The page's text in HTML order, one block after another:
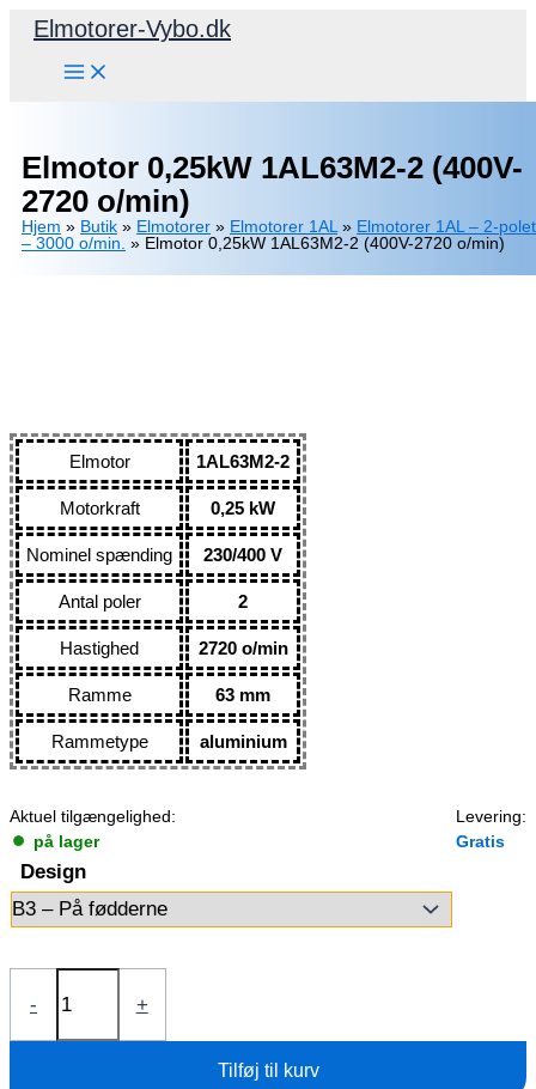
Elmotorer-Vybo.dk
Elmotor 0,25kW 1AL63M2-2 (400V-
2720 o/min)
Hjem » Butik » Elmotorer » Elmotorer 1AL » Elmotorer 1AL – 2-polet
– 3000 o/min. » Elmotor 0,25kW 1AL63M2-2 (400V-2720 o/min)
Elmotor 1AL63M2-2
Motorkraft 0,25 kW
Nominel spænding 230/400 V
Antal poler 2
Hastighed 2720 o/min
Ramme 63 mm
Rammetype aluminium
Aktuel tilgængelighed:
på lager
Levering:
Gratis
Design
-
0,25kW
+
Tilføj til kurv